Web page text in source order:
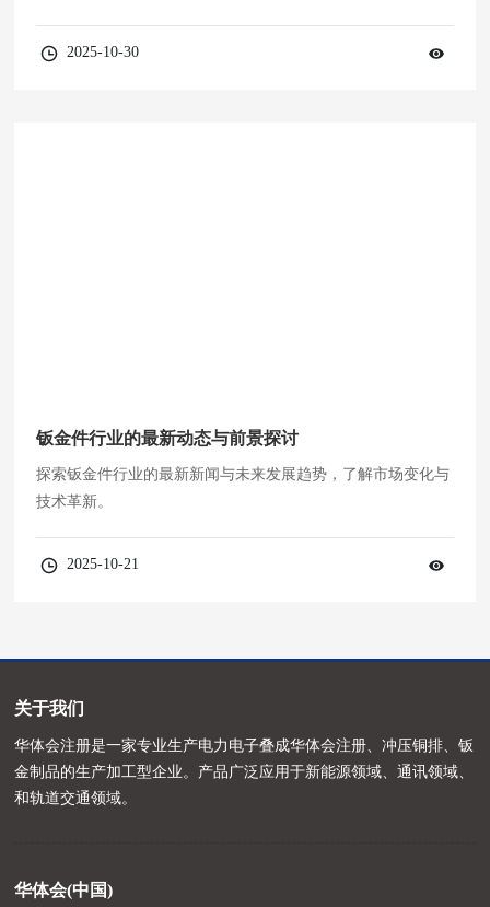
2025-10-30
钣金件行业的最新动态与前景探讨
探索钣金件行业的最新新闻与未来发展趋势，了解市场变化与
技术革新。
2025-10-21
关于我们
华体会注册是一家专业生产电力电子叠成华体会注册、冲压铜排、钣
金制品的生产加工型企业。产品广泛应用于新能源领域、通讯领域、
和轨道交通领域。
华体会(中国)